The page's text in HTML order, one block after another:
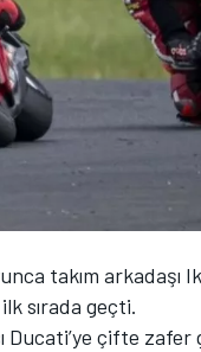
takım arkadaşı
sırada geçti.
Ducati’ye çifte